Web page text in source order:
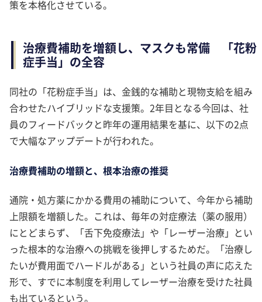
策を本格化させている。
治療費補助を増額し、マスクも常備 「花粉
症手当」の全容
同社の「花粉症手当」は、金銭的な補助と現物支給を組み
合わせたハイブリッドな支援策。2年目となる今回は、社
員のフィードバックと昨年の運用結果を基に、以下の2点
で大幅なアップデートが行われた。
治療費補助の増額と、根本治療の推奨
通院・処方薬にかかる費用の補助について、今年から補助
上限額を増額した。これは、毎年の対症療法（薬の服用）
にとどまらず、「舌下免疫療法」や「レーザー治療」とい
った根本的な治療への挑戦を後押しするためだ。「治療し
たいが費用面でハードルがある」という社員の声に応えた
形で、すでに本制度を利用してレーザー治療を受けた社員
も出ているという。